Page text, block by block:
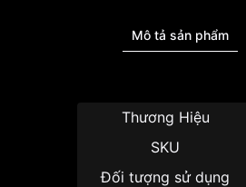
Mô tả sản phẩm
Thương Hiệu
SKU
Đối tượng sử dụng